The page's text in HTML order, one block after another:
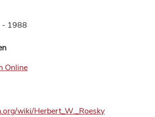
- 1988
Online
wiki/Herbert_W._Roesky